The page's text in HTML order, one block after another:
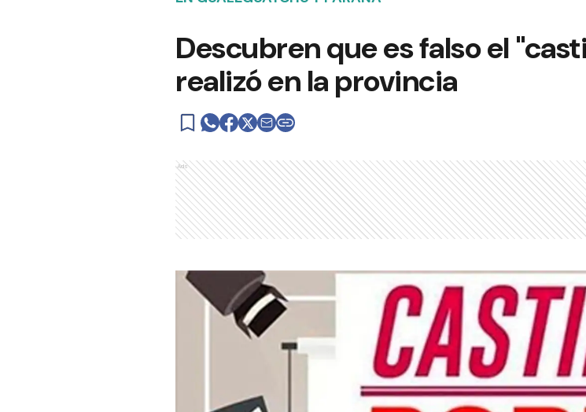
Descubren que es falso el
realizó en la provincia
Ads